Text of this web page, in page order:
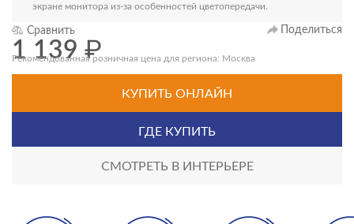
экране монитора из-за особенностей цветопередачи.
Сравнить Поделиться
1 139₽
Рекомендованная розничная цена для региона: Москва
КУПИТЬ ОНЛАЙН
ГДЕ КУПИТЬ
СМОТРЕТЬ В ИНТЕРЬЕРЕ